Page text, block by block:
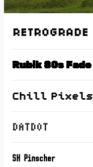
Retrograde
Rubik 80s Fade
Chill Pixels
DatDot
SH Pinscher